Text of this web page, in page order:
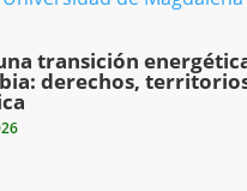
transición
derechos,